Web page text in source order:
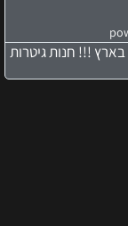
בארץ !!! חנות גיטרות